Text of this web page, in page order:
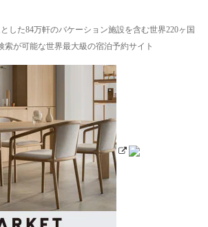
した84万軒のバケーション施設を含む世界220ヶ国
索が可能な世界最大級の宿泊予約サイト